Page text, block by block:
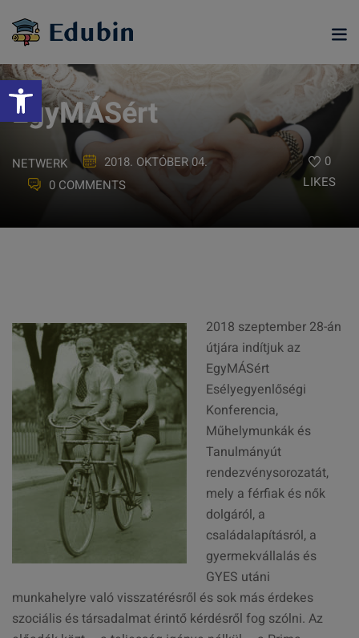
Eszköztár megnyitása
content
EgyMÁSért
NETWERK
2018. OKTÓBER 04.
0 COMMENTS
0
LIKES
2018 szeptember 28-án
útjára indítjuk az
EgyMÁSért
Esélyegyenlőségi
Konferencia,
Műhelymunkák és
Tanulmányút
rendezvénysorozatát,
mely a férfiak és nők
dolgáról, a
családalapításról, a
gyermekvállalás és
GYES utáni
munkahelyre való visszatérésről és sok más érdekes
szociális és társadalmat érintő kérdésről fog szólni. Az